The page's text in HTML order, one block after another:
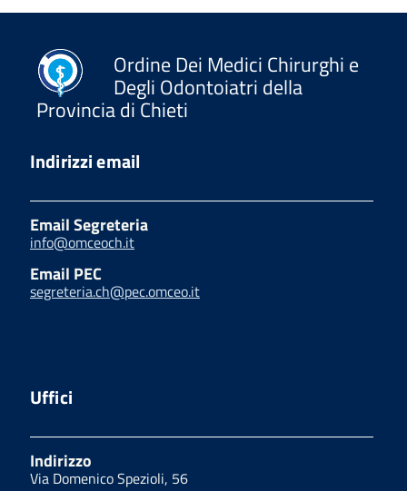
Ordine Dei Medici Chirurghi e
Degli Odontoiatri della
Provincia di Chieti
Indirizzi email
Email Segreteria
info@omceoch.it
Email PEC
segreteria.ch@pec.omceo.it
Uffici
Indirizzo
Via Domenico Spezioli, 56